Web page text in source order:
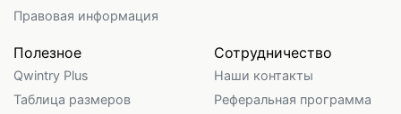
Правовая информация
Полезное
Qwintry Plus
Таблица размеров
Сотрудничество
Наши контакты
Реферальная программа